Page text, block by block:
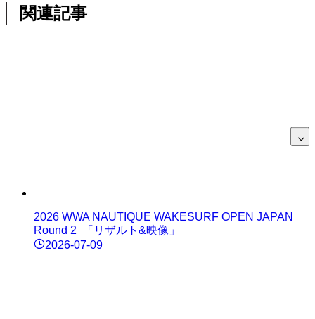
関連記事
2026 WWA NAUTIQUE WAKESURF OPEN JAPAN
Round 2 「リザルト&映像」
2026-07-09